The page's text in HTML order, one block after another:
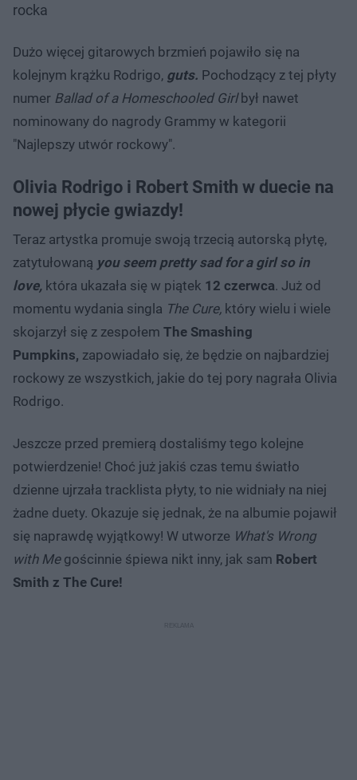
rocka
Dużo więcej gitarowych brzmień pojawiło się na
kolejnym krążku Rodrigo, guts. Pochodzący z tej płyty
numer Ballad of a Homeschooled Girlbył nawet
nominowany do nagrody Grammy w kategorii
"Najlepszy utwór rockowy".
Olivia Rodrigo i Robert Smith w duecie na
nowej płycie gwiazdy!
Teraz artystka promuje swoją trzecią autorską płytę,
zatytułowaną you seem pretty sad for a girl so in
love, która ukazała się w piątek 12 czerwca. Już od
momentu wydania singla The Cure, który wielu i wiele
skojarzył się z zespołem The Smashing
Pumpkins, zapowiadało się, że będzie on najbardziej
rockowy ze wszystkich, jakie do tej pory nagrała Olivia
Rodrigo.
Jeszcze przed premierą dostaliśmy tego kolejne
potwierdzenie! Choć już jakiś czas temu światło
dzienne ujrzała tracklista płyty, to nie widniały na niej
żadne duety. Okazuje się jednak, że na albumie pojawił
się naprawdę wyjątkowy! W utworze What's Wrong
with Me gościnnie śpiewa nikt inny, jak sam Robert
Smith z The Cure!